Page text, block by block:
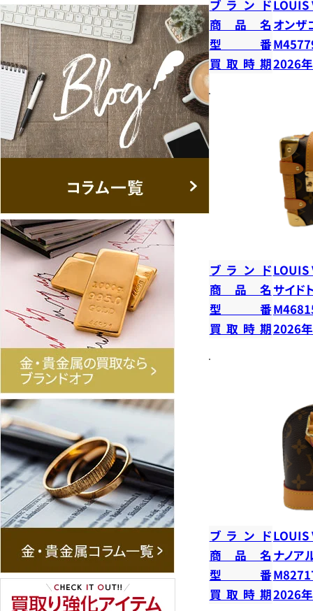
ブランドLOUIS
商品名 オンザ
型番
買取時期2026
ブランドLOUIS
商品名 サイド
型番
買取時期2026
ブランドLOUIS
商品名 ナノア
型番
買取時期2026